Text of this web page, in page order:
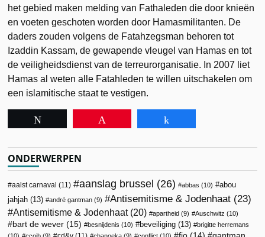
het gebied maken melding van Fathaleden die door knieën
en voeten geschoten worden door Hamasmilitanten. De
daders zouden volgens de Fatahzegsman behoren tot
Izaddin Kassam, de gewapende vleugel van Hamas en tot
de veiligheidsdienst van de terreurorganisatie. In 2007 liet
Hamas al weten alle Fatahleden te willen uitschakelen om
een islamitische staat te vestigen.
ONDERWERPEN
aalst carnaval (11) aanslag brussel (26) abbas (10)
abou
jahjah (13) andré gantman (9) Antisemitisme & Jodenhaat (23)
Antisemitisme & Jodenhaat(20) apartheid (9) Auschwitz (10)
bart de wever (15) besnijdenis (10) beveiliging (13)
brigitte herremans
(10)
ccojb (9) chanoeka (9) conflict (10) fjo (14) gantman